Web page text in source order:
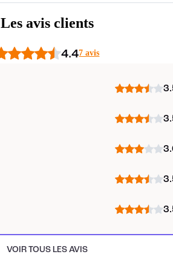
Les avis clients
4.47 avis
VOIR TOUS LES AVIS